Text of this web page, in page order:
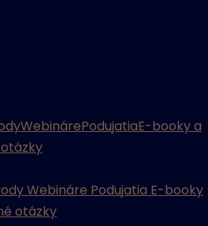
WebinárePodujatiaE-booky a
Webináre Podujatia E-booky
otázky